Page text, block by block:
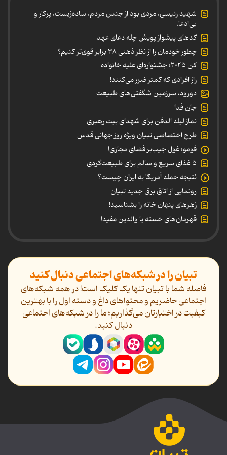
شهید رئیسی، مردی بود از جنس مردم، ساده‌زیست، پرکار و
بی‌ادعا.
کدهای پیشواز پویش چله دعای عهد
چطور خودمان را از نظر ذهنی ۳۸ برابر قوی‌تر کنیم؟
کن ۲۰۲۵؛ جشنواره‌ای علیه خانواده
راز افرادی که کمتر ضرر می‌کنند!
دورود، سرزمین شگفتی‌های طبیعت
جان فدا
نماز لیله الدفن برای شهدای بیت رهبری
طرح اختصاصی تبیان ویژه روز جهانی قدس
فومو؛ غول جیب‌بر فضای مجازی!
۵ غذای سریع و سالم برای طبیعت‌گردی
نتیجه حمله آمریکا به ایران چیست؟
رونمایی از اتاق برق جدید تبیان
زهرهای پنهان خانه را بشناسید!
قهرمان‌های خسته یا والدین مفید!
تبیان را در شبکه‌های اجتماعی دنبال کنید
فاصله شما با تبیان تنها یک کلیک است! در همه شبکه‌های
اجتماعی حاضریم و محتواهای داغ و دسته اول را با بهترین
کیفیت در اختیارتان می‌گذاریم؛ ما را در شبکه‌های اجتماعی
دنیال کنید.